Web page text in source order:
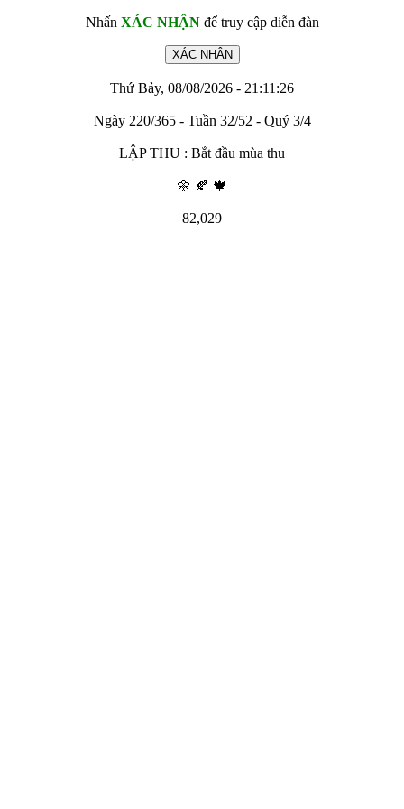
Nhấn XÁC NHẬNđể truy cập diễn đàn
Thứ Bảy, 08/08/2026 - 21:11:26
Ngày 220/365 - Tuần 32/52 - Quý 3/4
LẬP THU : Bắt đầu mùa thu
🌼 🍂 🍁
82,029